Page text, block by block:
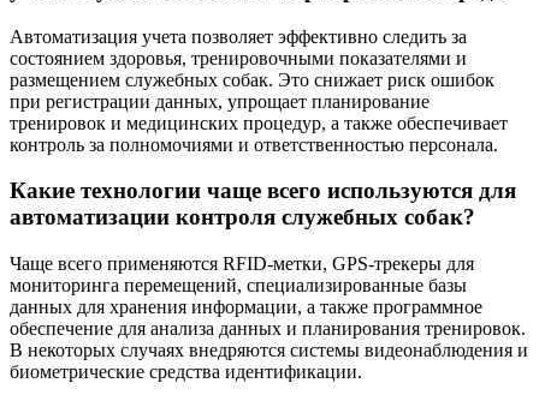
Автоматизация учета позволяет эффективно следить за
состоянием здоровья, тренировочными показателями и
размещением служебных собак. Это снижает риск ошибок
при регистрации данных, упрощает планирование
тренировок и медицинских процедур, а также обеспечивает
контроль за полномочиями и ответственностью персонала.
Какие технологии чаще всего используются для
автоматизации контроля служебных собак?
Чаще всего применяются RFID-метки, GPS-трекеры для
мониторинга перемещений, специализированные базы
данных для хранения информации, а также программное
обеспечение для анализа данных и планирования тренировок.
В некоторых случаях внедряются системы видеонаблюдения и
биометрические средства идентификации.